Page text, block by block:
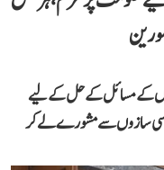
کے مسائل کے حل کے لیے
سازوں سے مشورے لے کر